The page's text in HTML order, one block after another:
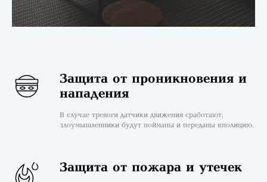
Защита от проникновения и
нападения
В случае тревоги датчики движения сработают,
злоумышленники будут пойманы и переданы в полицию.
Защита от пожара и утечек